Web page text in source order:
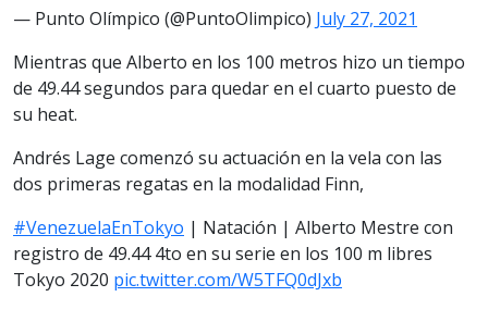
— Punto Olímpico (@PuntoOlimpico) July 27, 2021
Mientras que Alberto en los 100 metros hizo un tiempo
de 49.44 segundos para quedar en el cuarto puesto de
su heat.
Andrés Lage comenzó su actuación en la vela con las
dos primeras regatas en la modalidad Finn,
#VenezuelaEnTokyo | Natación | Alberto Mestre con
registro de 49.44 4to en su serie en los 100 m libres
Tokyo 2020 pic.twitter.com/W5TFQ0dJxb